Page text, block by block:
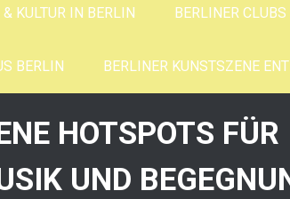
& KULTUR IN BERLIN BERLINER
BERLIN BERLINER KUNSTSZENE
HOTSPOTS FÜR
UND